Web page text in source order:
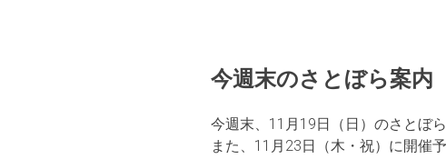
今週末のさとぼら案内
今週末、11月19日（日）のさとぼ
また、11月23日（木・祝）に開催